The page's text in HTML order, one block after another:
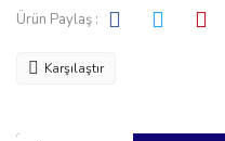
Ürün Paylaş :
Karşılaştır